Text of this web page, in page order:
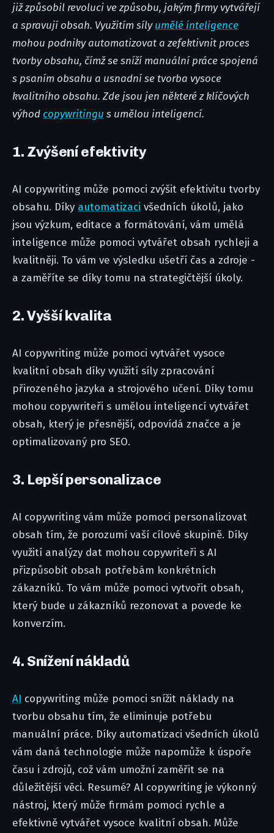
již způsobil revoluci ve způsobu, jakým firmy vytvářejí
a spravují obsah. Využitím sílyumělé inteligence
mohou podniky automatizovat a zefektivnit proces
tvorby obsahu, čímž se sníží manuální práce spojená
s psaním obsahu a usnadní se tvorba vysoce
kvalitního obsahu. Zde jsou jen některé z klíčových
výhod copywritingu s umělou inteligencí.
1. Zvýšení efektivity
AI copywriting může pomoci zvýšit efektivitu tvorby
obsahu. Díky automatizaci všedních úkolů, jako
jsou výzkum, editace a formátování, vám umělá
inteligence může pomoci vytvářet obsah rychleji a
kvalitněji. To vám ve výsledku ušetří čas a zdroje -
a zaměříte se díky tomu na strategičtější úkoly.
2. Vyšší kvalita
AI copywriting může pomoci vytvářet vysoce
kvalitní obsah díky využití síly zpracování
přirozeného jazyka a strojového učení. Díky tomu
mohou copywriteři s umělou inteligencí vytvářet
obsah, který je přesnější, odpovídá značce a je
optimalizovaný pro SEO.
3. Lepší personalizace
AI copywriting vám může pomoci personalizovat
obsah tím, že porozumí vaší cílové skupině. Díky
využití analýzy dat mohou copywriteři s AI
přizpůsobit obsah potřebám konkrétních
zákazníků. To vám může pomoci vytvořit obsah,
který bude u zákazníků rezonovat a povede ke
konverzím.
4. Snížení nákladů
AI copywriting může pomoci snížit náklady na
tvorbu obsahu tím, že eliminuje potřebu
manuální práce. Díky automatizaci všedních úkolů
vám daná technologie může napomůže k úspoře
času i zdrojů, což vám umožní zaměřit se na
důležitější věci. Resumé? AI copywriting je výkonný
nástroj, který může firmám pomoci rychle a
efektivně vytvářet vysoce kvalitní obsah. Může